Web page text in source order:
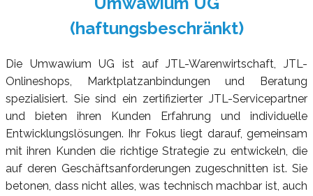
(haftungsbeschränkt)
Die Umwawium UG ist auf JTL-Warenwirtschaft, JTL-
Onlineshops, Marktplatzanbindungen und Beratung
spezialisiert. Sie sind ein zertifizierter JTL-Servicepartner
und bieten ihren Kunden Erfahrung und individuelle
Entwicklungslösungen. Ihr Fokus liegt darauf, gemeinsam
mit ihren Kunden die richtige Strategie zu entwickeln, die
auf deren Geschäftsanforderungen zugeschnitten ist. Sie
betonen, dass nicht alles, was technisch machbar ist, auch